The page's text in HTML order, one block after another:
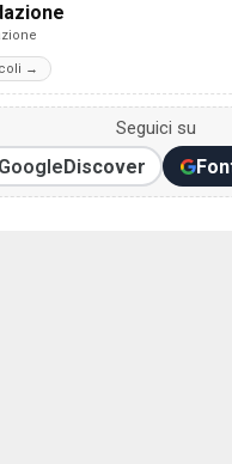
→
Seguici su
Discover